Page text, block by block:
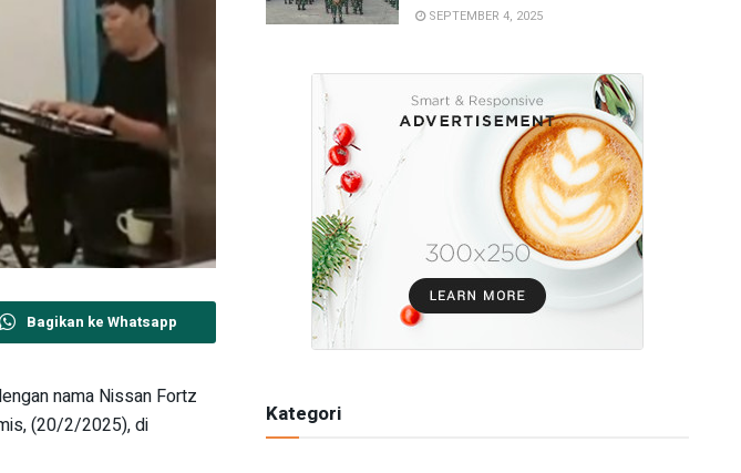
Bagikan ke Whatsapp
nama Nissan Fortz
(20/2/2025), di
SEPTEMBER 4, 2025
Kategori